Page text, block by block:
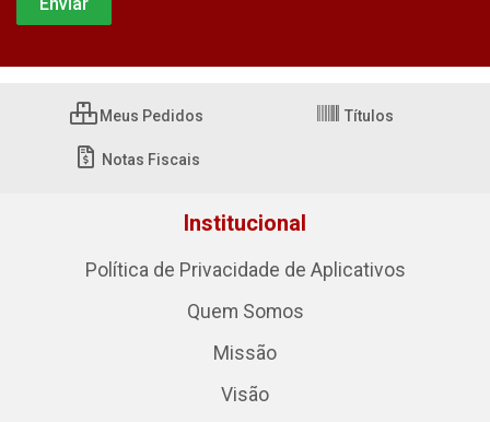
Meus Pedidos Títulos
Notas Fiscais
Institucional
Política de Privacidade de Aplicativos
Quem Somos
Missão
Visão